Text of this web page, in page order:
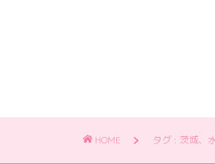
HOME タグ : 茨城、